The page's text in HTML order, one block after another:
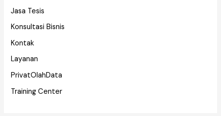
Jasa Tesis
Konsultasi Bisnis
Kontak
Layanan
PrivatOlahData
Training Center